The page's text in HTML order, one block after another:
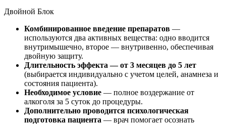
Двойной Блок
Комбинированное введение препаратов —
используются два активных вещества: одно вводится
внутримышечно, второе — внутривенно, обеспечивая
двойную защиту.
Длительность эффекта — от 3 месяцев до 5 лет
(выбирается индивидуально с учетом целей, анамнеза и
состояния пациента).
Необходимое условие — полное воздержание от
алкоголя за 5 суток до процедуры.
Дополнительно проводится психологическая
подготовка пациента — врач помогает осознать